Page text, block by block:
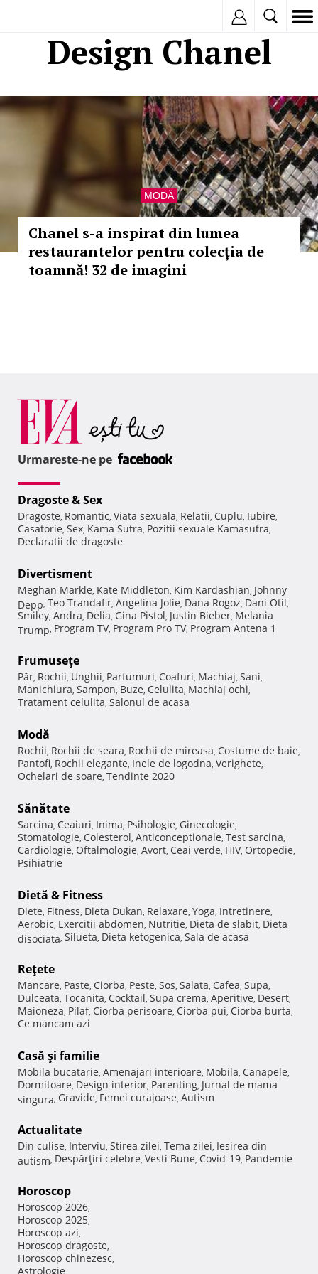
Design Chanel
MODĂ
Chanel s-a inspirat din lumea
restaurantelor pentru colecția de
toamnă! 32 de imagini
Urmareste-ne pe
Dragoste & Sex
Dragoste, Romantic, Viata sexuala, Relatii, Cuplu, Iubire,
Casatorie, Sex, Kama Sutra, Pozitii sexuale Kamasutra,
Declaratii de dragoste
Divertisment
Meghan Markle, Kate Middleton, Kim Kardashian, Johnny
Depp, Teo Trandafir, Angelina Jolie, Dana Rogoz, Dani Otil,
Smiley, Andra, Delia, Gina Pistol, Justin Bieber, Melania
Trump, Program TV, Program Pro TV, Program Antena 1
Frumuseţe
Păr, Rochii, Unghii, Parfumuri, Coafuri, Machiaj, Sani,
Manichiura, Sampon, Buze, Celulita, Machiaj ochi,
Tratament celulita, Salonul de acasa
Modă
Rochii, Rochii de seara, Rochii de mireasa, Costume de baie,
Pantofi, Rochii elegante, Inele de logodna, Verighete,
Ochelari de soare, Tendinte 2020
Sănătate
Sarcina, Ceaiuri, Inima, Psihologie, Ginecologie,
Stomatologie, Colesterol, Anticonceptionale, Test sarcina,
Cardiologie, Oftalmologie, Avort, Ceai verde, HIV, Ortopedie,
Psihiatrie
Dietă & Fitness
Diete, Fitness, Dieta Dukan, Relaxare, Yoga, Intretinere,
Aerobic, Exercitii abdomen, Nutritie, Dieta de slabit, Dieta
disociata, Silueta, Dieta ketogenica, Sala de acasa
Reţete
Mancare, Paste, Ciorba, Peste, Sos, Salata, Cafea, Supa,
Dulceata, Tocanita, Cocktail, Supa crema, Aperitive, Desert,
Maioneza, Pilaf, Ciorba perisoare, Ciorba pui, Ciorba burta,
Ce mancam azi
Casă şi familie
Mobila bucatarie, Amenajari interioare, Mobila, Canapele,
Dormitoare, Design interior, Parenting, Jurnal de mama
singura, Gravide, Femei curajoase, Autism
Actualitate
Din culise, Interviu, Stirea zilei, Tema zilei, Iesirea din
autism, Despărţiri celebre, Vesti Bune, Covid-19, Pandemie
Horoscop
Horoscop 2026,
Horoscop 2025,
Horoscop azi,
Horoscop dragoste,
Horoscop chinezesc,
Astrologie